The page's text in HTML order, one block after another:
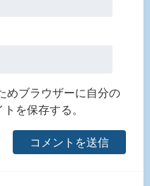
めブラウザーに自分の
を保存する。